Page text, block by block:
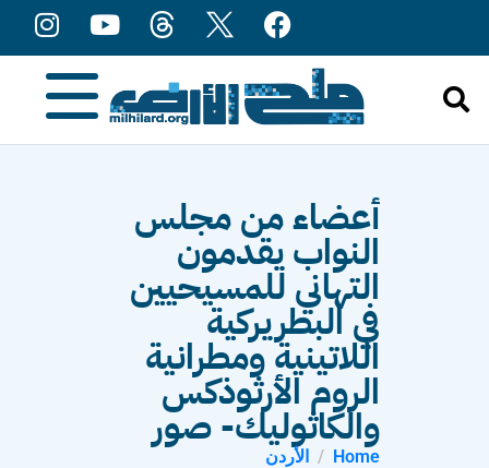
أعضاء من مجلس
النواب يقدمون
التهاني للمسيحيين
في البطريركية
اللاتينية ومطرانية
الروم الأرثوذكس
والكاثوليك- صور
Home
الأردن